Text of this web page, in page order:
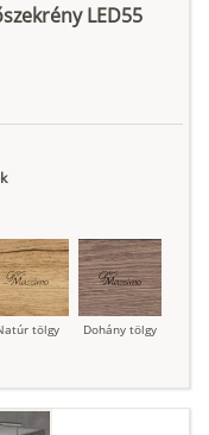
indigókék
LED55
tölgy Dohány tölgy